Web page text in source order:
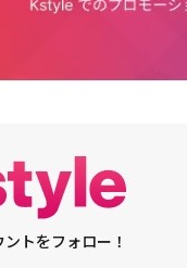
トをフォロー！